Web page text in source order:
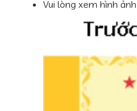
Vui lòng xem hình